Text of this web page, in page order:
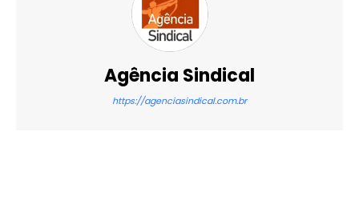
Agência Sindical
https://agenciasindical.com.br